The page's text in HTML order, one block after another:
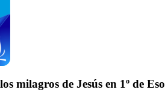
milagros de Jesús en 1º de Eso